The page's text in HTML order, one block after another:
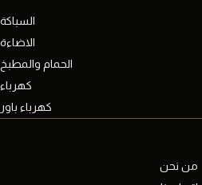
السباكة
الاضاءة
الحمام والمطبخ
كهرباء
كهرباء باور
من نحن